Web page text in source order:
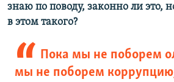
знаю по поводу, законно ли это,
в этом такого?
Пока мы не поборем
мы не поборем